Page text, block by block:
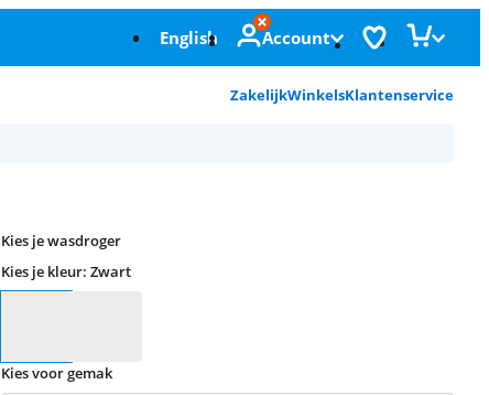
English Account
ZakelijkWinkelsKlantenservice
Kies je wasdroger
Kies je kleur:Zwart
Kies voor gemak